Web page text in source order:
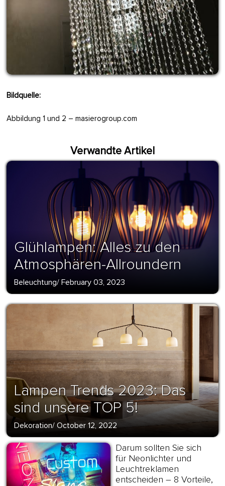
Bildquelle:
Abbildung 1 und 2 – masierogroup.com
Verwandte Artikel
Glühlampen: Alles zu den
Atmosphären-Allroundern
Beleuchtung/ February 03, 2023
Lampen Trends 2023: Das
sind unsere TOP 5!
Dekoration/ October 12, 2022
Darum sollten Sie sich
für Neonlichter und
Leuchtreklamen
entscheiden – 8 Vorteile,